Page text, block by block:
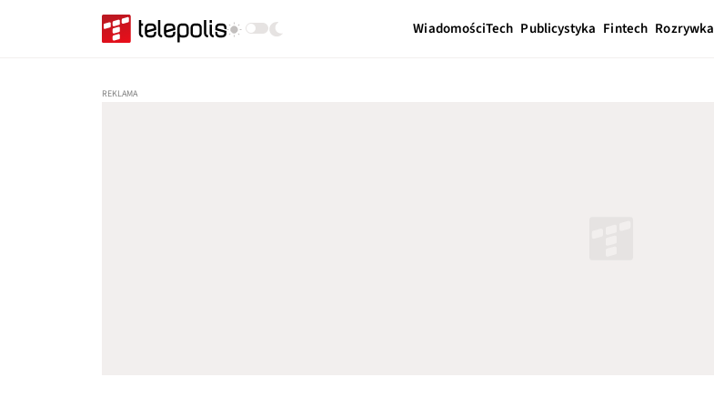
WiadomościTech Publicystyka Fintech Rozrywka